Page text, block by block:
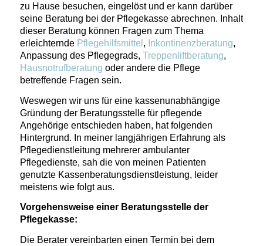
zu Hause besuchen, eingelöst und er kann darüber
seine Beratung bei der Pflegekasse abrechnen. Inhalt
dieser Beratung können Fragen zum Thema
erleichternde Pflegehilfsmittel , Inkontinenzberatung,
Anpassung des Pflegegrads, Treppenliftberatung,
Hausnotrufberatung oder andere die Pflege
betreffende Fragen sein.
Weswegen wir uns für eine kassenunabhängige
Gründung der Beratungsstelle für pflegende
Angehörige entschieden haben, hat folgenden
Hintergrund. In meiner langjährigen Erfahrung als
Pflegedienstleitung mehrerer ambulanter
Pflegedienste, sah die von meinen Patienten
genutzte Kassenberatungsdienstleistung, leider
meistens wie folgt aus.
Vorgehensweise einer Beratungsstelle der
Pflegekasse:
Die Berater vereinbarten einen Termin bei dem